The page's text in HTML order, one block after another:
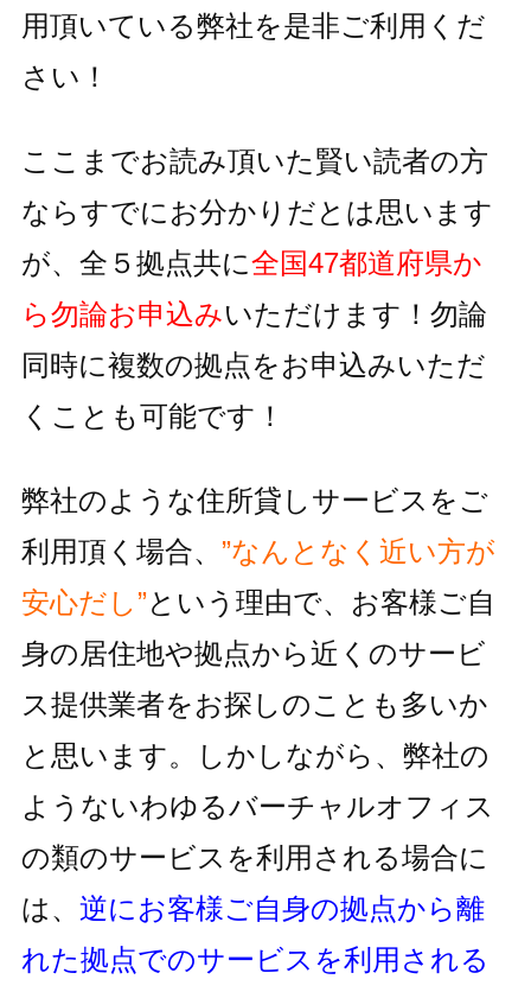
用頂いている弊社を是非ご利用くだ
さい！
ここまでお読み頂いた賢い読者の方
ならすでにお分かりだとは思います
が、全５拠点共に全国47都道府県か
ら勿論お申込みいただけます！ 勿論
同時に複数の拠点をお申込みいただ
くことも可能です！
弊社のような住所貸しサービスをご
利用頂く場合、 ”なんとなく近い方が
安心だし”という理由で、お客様ご自
身の居住地や拠点から近くのサービ
ス提供業者をお探しのことも多いか
と思います。しかしながら、 弊社の
ようないわゆるバーチャルオフィス
の類のサービスを利用される場合に
は、 逆にお客様ご自身の拠点から離
れた拠点でのサービスを利用される